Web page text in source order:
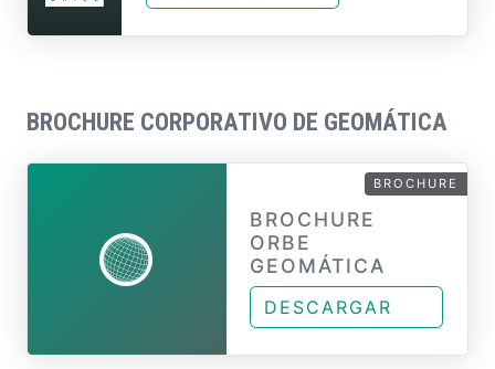
BROCHURE CORPORATIVO DE GEOMÁTICA
BROCHURE
BROCHURE
ORBE
GEOMÁTICA
DESCARGAR